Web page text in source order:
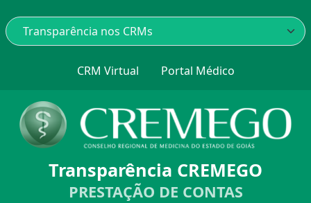
CRM Virtual Portal Médico
Transparência CREMEGO
PRESTAÇÃO DE CONTAS